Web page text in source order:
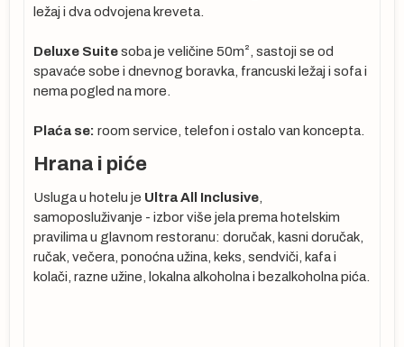
ležaj i dva odvojena kreveta.
Deluxe Suitesoba je veličine 50m², sastoji se od
spavaće sobe i dnevnog boravka, francuski ležaj i sofa i
nema pogled na more.
Plaća se: room service, telefon i ostalo van koncepta.
Hrana i piće
Usluga u hotelu je Ultra All Inclusive
samoposluživanje - izbor više jela prema hotelskim
pravilima u glavnom restoranu: doručak, kasni doručak,
ručak, večera, ponoćna užina, keks, sendviči, kafa i
kolači, razne užine, lokalna alkoholna i bezalkoholna pića.